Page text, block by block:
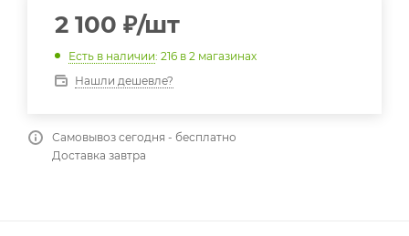
2 100 ₽/шт
Есть в наличии: 216 в 2 магазинах
Нашли дешевле?
Самовывоз сегодня - бесплатно
Доставка завтра